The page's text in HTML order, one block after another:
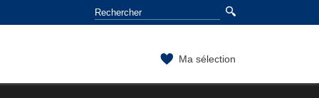
Ma sélection